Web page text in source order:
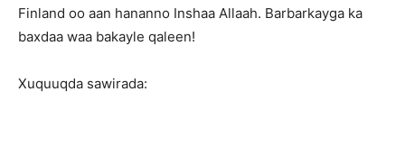
Finland oo aan hananno Inshaa Allaah. Barbarkayga ka
baxdaa waa bakayle qaleen!
Xuquuqda sawirada: